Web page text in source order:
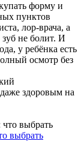
форму и
пунктов
лор-врача, а
не болит. И
у ребёнка есть
осмотр без
здоровым на
выбрать